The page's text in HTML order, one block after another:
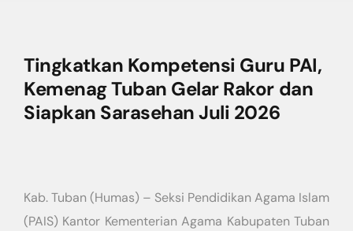
Tingkatkan Kompetensi Guru PAI,
Kemenag Tuban Gelar Rakor dan
Siapkan Sarasehan Juli 2026
Kab. Tuban (Humas) – Seksi Pendidikan Agama Islam
(PAIS) Kantor Kementerian Agama Kabupaten Tuban